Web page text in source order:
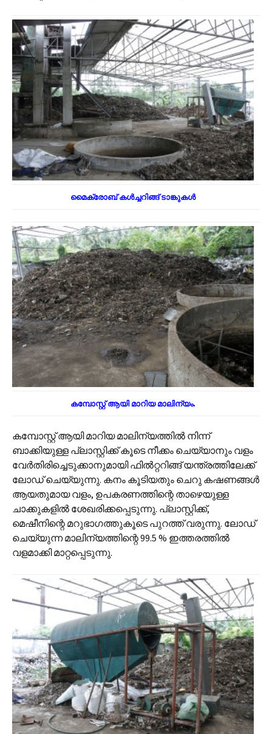
മൈക്രോബ് കൾച്ചറിങ്ങ് ടാങ്കുകൾ
കമ്പോസ്റ്റ് ആയി മാറിയ മാലിന്യം.
കമ്പോസ്റ്റ് ആയി മാറിയ മാലിന്യത്തിൽ നിന്ന്
ബാക്കിയുള്ള പ്ലാസ്റ്റിക്ക് കൂടെ നീക്കം ചെയ്യാനും വളം
വേർതിരിച്ചെടുക്കാനുമായി ഫിൽറ്ററിങ്ങ് യന്ത്രത്തിലേക്ക്
ലോഡ് ചെയ്യുന്നു. കനം കൂടിയതും ചെറു കഷണങ്ങൾ
ആയതുമായ വളം, ഉപകരണത്തിന്റെ താഴെയുള്ള
ചാക്കുകളിൽ ശേഖരിക്കപ്പെടുന്നു. പ്ലാസ്റ്റിക്ക്,
മെഷീനിന്റെ മറുഭാഗത്തുകൂടെ പുറത്ത് വരുന്നു. ലോഡ്
ചെയ്യുന്ന മാലിന്യത്തിന്റെ 99.5 % ഇത്തരത്തിൽ
വളമാക്കി മാറ്റപ്പെടുന്നു.